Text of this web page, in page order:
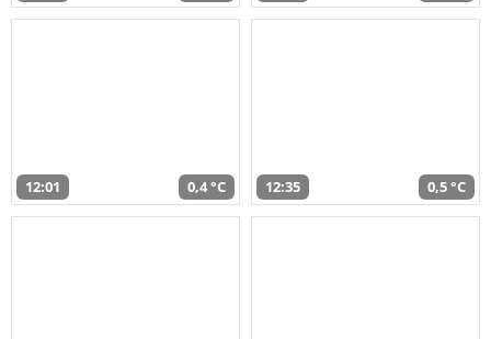
12:01 0,4 °C 12:35 0,5 °C